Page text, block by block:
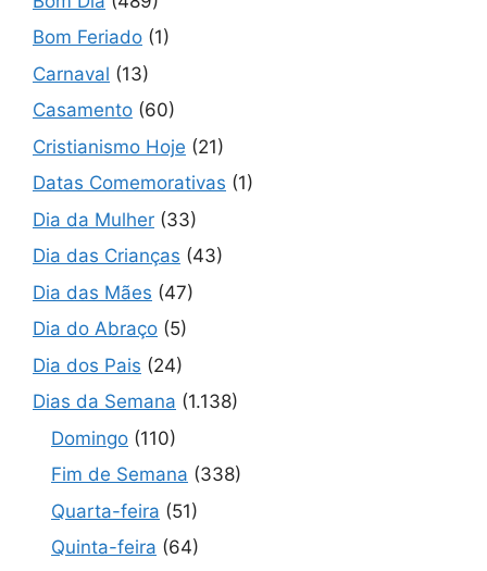
Bom Feriado (1)
Carnaval (13)
Casamento (60)
Cristianismo Hoje (21)
Datas Comemorativas (1)
Dia da Mulher (33)
Dia das Crianças (43)
Dia das Mães (47)
Dia do Abraço (5)
Dia dos Pais (24)
Dias da Semana (1.138)
Domingo (110)
Fim de Semana (338)
Quarta-feira (51)
Quinta-feira (64)